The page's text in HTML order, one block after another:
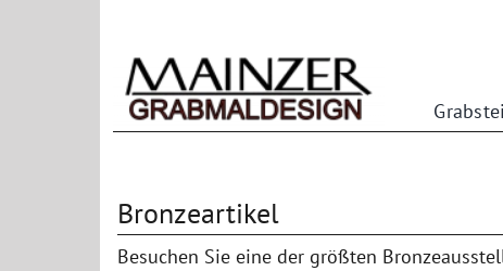
Bronzeartikel
Besuchen Sie eine der größten